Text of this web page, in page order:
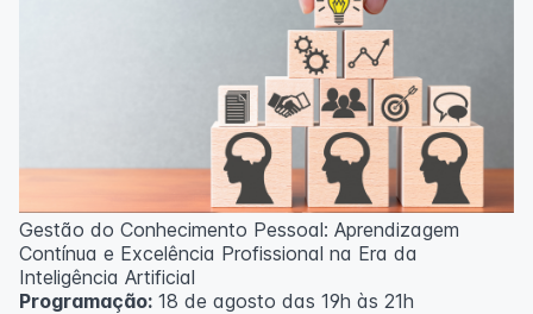
Gestão do Conhecimento Pessoal: Aprendizagem
Contínua e Excelência Profissional na Era da
Inteligência Artificial
Programação: 18 de agosto das 19h às 21h